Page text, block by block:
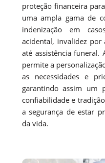
proteção financeira
uma ampla gama de
indenização em
acidental, invalidez por
até assistência funeral.
permite a
as necessidades e
garantindo assim um
confiabilidade e
a segurança de estar
da vida.